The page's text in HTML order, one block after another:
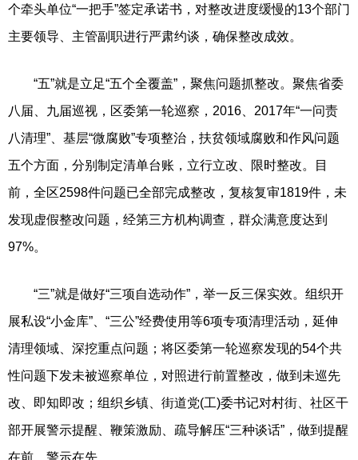
个牵头单位“一把手”签定承诺书，对整改进度缓慢的13个部门
主要领导、主管副职进行严肃约谈，确保整改成效。
“五”就是立足“五个全覆盖”，聚焦问题抓整改。聚焦省委
八届、九届巡视，区委第一轮巡察，2016、2017年“一问责
八清理”、基层“微腐败”专项整治，扶贫领域腐败和作风问题
五个方面，分别制定清单台账，立行立改、限时整改。目
前，全区2598件问题已全部完成整改，复核复审1819件，未
发现虚假整改问题，经第三方机构调查，群众满意度达到
97%。
“三”就是做好“三项自选动作”，举一反三保实效。组织开
展私设“小金库”、“三公”经费使用等6项专项清理活动，延伸
清理领域、深挖重点问题；将区委第一轮巡察发现的54个共
性问题下发未被巡察单位，对照进行前置整改，做到未巡先
改、即知即改；组织乡镇、街道党(工)委书记对村街、社区干
部开展警示提醒、鞭策激励、疏导解压“三种谈话”，做到提醒
在前、警示在先。